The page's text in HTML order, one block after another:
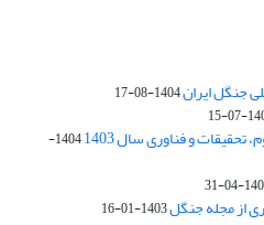
جنگل ایران1404-08-17
و فناوری سال 1403
1404-
1404-
از مجله جنگل1403-01-16